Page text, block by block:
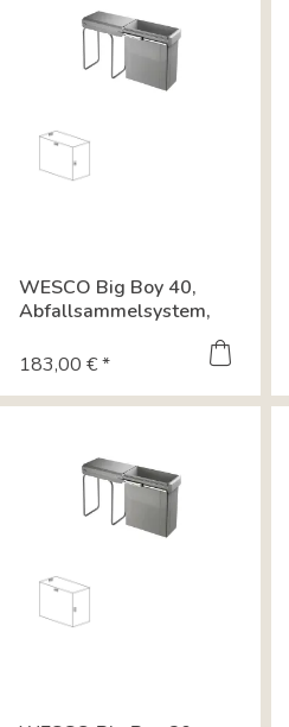
WESCO Big Boy 40,
Abfallsammelsystem,
183,00 € *